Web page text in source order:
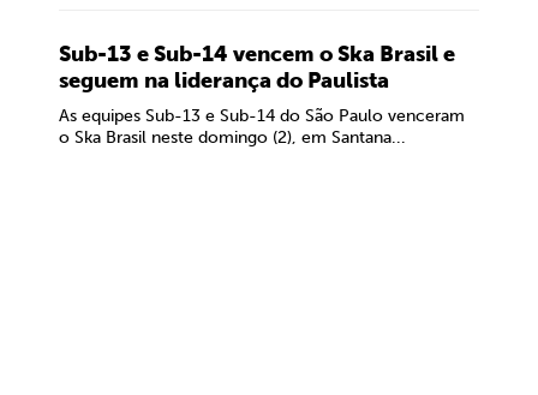
Sub-13 e Sub-14 vencem o Ska Brasil e
seguem na liderança do Paulista
As equipes Sub-13 e Sub-14 do São Paulo venceram
o Ska Brasil neste domingo (2), em Santana...